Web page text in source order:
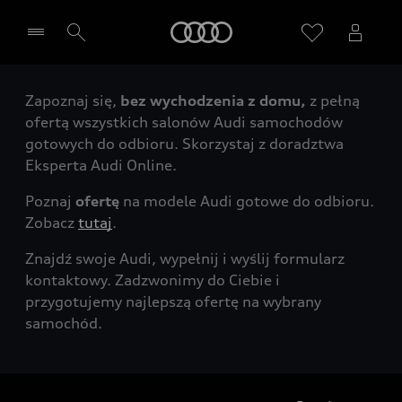
Wybierz Twojego Partnera Audi
Zapoznaj się, bez wychodzenia z domu, z pełną
ofertą wszystkich salonów Audi samochodów
gotowych do odbioru. Skorzystaj z doradztwa
Eksperta Audi Online.
Poznaj ofertę na modele Audi gotowe do odbioru.
Zobacz tutaj.
Znajdź swoje Audi, wypełnij i wyślij formularz
kontaktowy. Zadzwonimy do Ciebie i
przygotujemy najlepszą ofertę na wybrany
samochód.